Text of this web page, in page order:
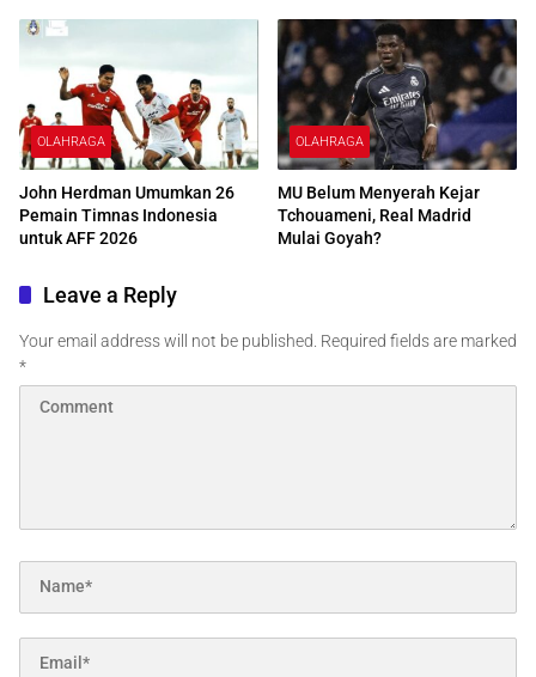
OLAHRAGA
John Herdman Umumkan 26
Pemain Timnas Indonesia
untuk AFF 2026
OLAHRAGA
MU Belum Menyerah Kejar
Tchouameni, Real Madrid
Mulai Goyah?
Leave a Reply
Your email address will not be published. Required fields are marked
*